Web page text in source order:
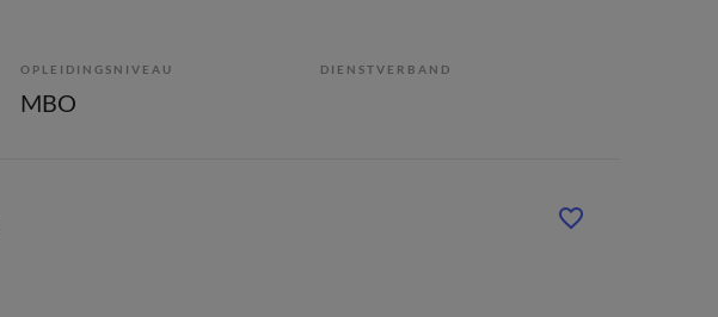
OPLEIDINGSNIVEAU
MBO
DIENSTVERBAND